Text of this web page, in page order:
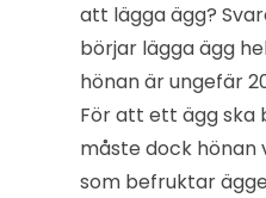
att lägga ägg?
börjar lägga ägg
hönan är ungefär
För att ett ägg ska
måste dock hönan
som befruktar